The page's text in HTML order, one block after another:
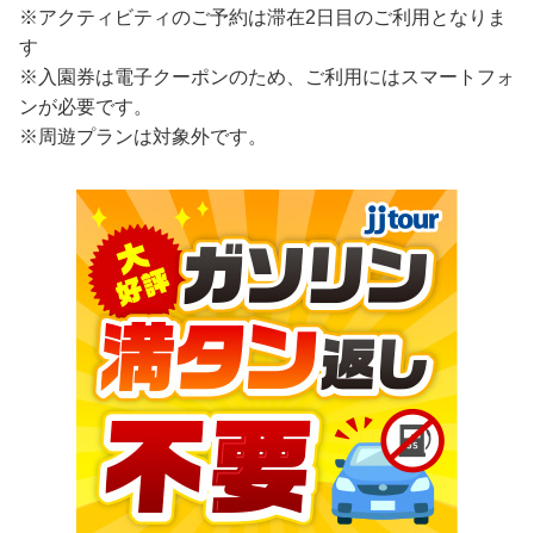
※アクティビティのご予約は滞在2日目のご利用となりま
す
※入園券は電子クーポンのため、ご利用にはスマートフォ
ンが必要です。
※周遊プランは対象外です。